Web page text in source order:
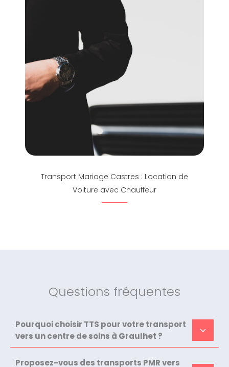
Transport Mariage Castres : Location de
Voiture avec Chauffeur
Questions fréquentes
Pourquoi choisir TTS pour votre transport
vers un centre de soins à Graulhet ?
Proposez-vous des transports PMR vers